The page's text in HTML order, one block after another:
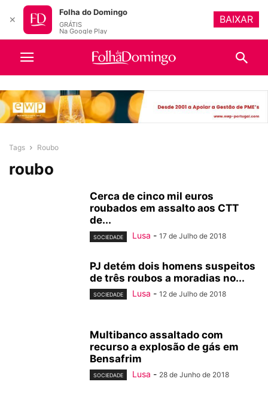
Tags Roubo
roubo
Cerca de cinco mil euros
roubados em assalto aos CTT
de...
SOCIEDADE Lusa - 17 de Julho de 2018
PJ detém dois homens suspeitos
de três roubos a moradias no...
SOCIEDADE Lusa - 12 de Julho de 2018
Multibanco assaltado com
recurso a explosão de gás em
Bensafrim
SOCIEDADE Lusa - 28 de Junho de 2018
✕
Folha do Domingo
GRÁTIS
Na Google Play
BAIXAR